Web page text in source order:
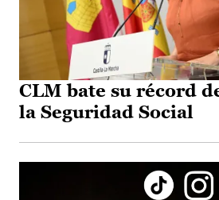
CLM bate su récord
la Seguridad Social